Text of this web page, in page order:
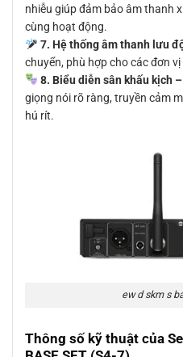
nhiễu giúp đảm bảo âm thanh
cùng hoạt động.
7. Hệ thống âm thanh lưu
chuyển, phù hợp cho các đơn
8. Biểu diễn sân khấu kịch
giọng nói rõ ràng, truyền cảm
hú rít.
ew d skm s
Thông số kỹ thuật của